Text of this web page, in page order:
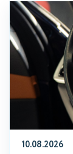
10.08.2026